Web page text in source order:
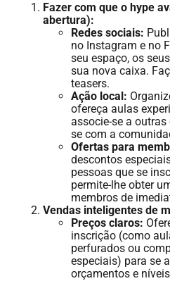
Fazer com que o hype
abertura):
Redes sociais:
no Instagram e no
seu espaço, os
sua nova caixa.
teasers.
Ação local:
ofereça aulas
associe-se a
se com a
Ofertas para
descontos
pessoas que se
permite-lhe obter
membros de
Vendas inteligentes de
Preços claros:
inscrição (como
perfurados ou
especiais) para se
orçamentos e